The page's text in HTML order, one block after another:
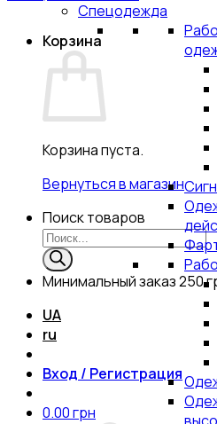
Корзина
Корзина пуста.
Вернуться в магазин
Поиск товаров
Минимальный заказ250
UA
ru
Вход / Регистрация
0.00грн
Спецодежда